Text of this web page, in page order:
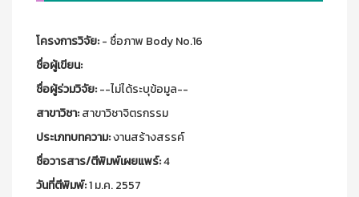
โครงการวิจัย:- ชื่อภาพ Body No.16
ชื่อผู้เขียน:
ชื่อผู้ร่วมวิจัย:--ไม่ได้ระบุข้อมูล--
สาขาวิชา:สาขาวิชาจิตรกรรม
ประเภทบทความ:งานสร้างสรรค์
ชื่อวารสาร/ตีพิมพ์เผยแพร์:4
วันที่ตีพิมพ์:1 ม.ค. 2557